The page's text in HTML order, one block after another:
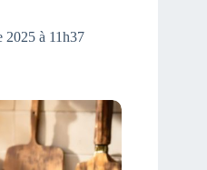
2025 à 11h37